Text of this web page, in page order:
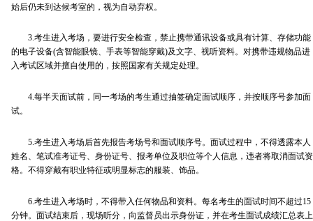
始后仍未到达候考室的，视为自动弃权。
3.考生进入考场，要进行安全检查，禁止携带通讯设备或具有计算、存储功能
的电子设备(含智能眼镜、手表等智能穿戴)及文字、视听资料。对携带违规物品进
入考试区域并擅自使用的，按照国家有关规定处理。
4.每半天面试前，同一考场的考生通过抽签确定面试顺序，并按顺序号参加面
试。
5.考生进入考场后首先报告考场号和面试顺序号。面试过程中，不得透露本人
姓名、笔试准考证号、身份证号、报考单位及职位等个人信息，违者将取消面试资
格。不得穿戴有职业特征或明显标志的服装、饰品。
6.考生进入考场时，不得带入任何物品和资料。每名考生的面试时间不超过15
分钟。面试结束后，现场听分，向监督员出示身份证，并在考生面试成绩汇总表上